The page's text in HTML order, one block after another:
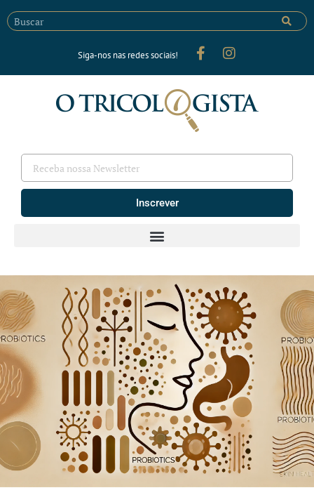
Siga-nos nas redes sociais!
Inscrever